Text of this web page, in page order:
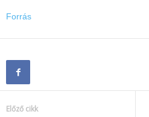
Forrás
Előző cikk